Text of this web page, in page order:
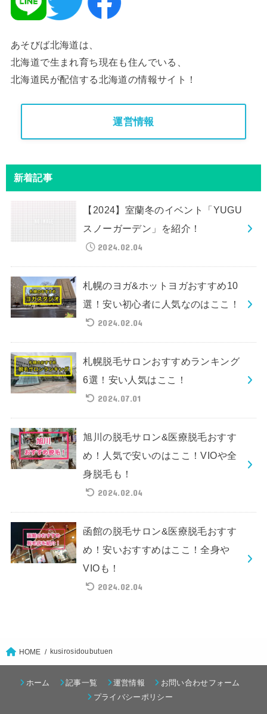
あそびば北海道は、
北海道で生まれ育ち現在も住んでいる、
北海道民が配信する北海道の情報サイト！
運営情報
新着記事
【2024】室蘭冬のイベント「YUGU
スノーガーデン」を紹介！
2024.02.04
札幌のヨガ&ホットヨガおすすめ10
選！安い初心者に人気なのはここ！
2024.02.04
札幌脱毛サロンおすすめランキング
6選！安い人気はここ！
2024.07.01
旭川の脱毛サロン&医療脱毛おすす
め！人気で安いのはここ！VIOや全
身脱毛も！
2024.02.04
函館の脱毛サロン&医療脱毛おすす
め！安いおすすめはここ！全身や
VIOも！
2024.02.04
HOME kusirosidoubutuen
ホーム 記事一覧 運営情報
お問い合わせフォーム
プライバシーポリシー